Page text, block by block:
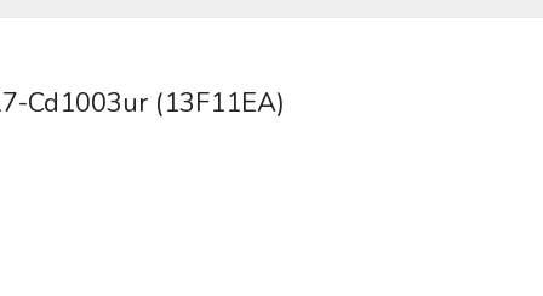
Cd1003ur (13F11EA)